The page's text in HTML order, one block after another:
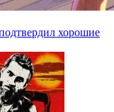
хорошие